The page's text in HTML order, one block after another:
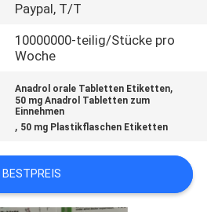
Paypal, T/T
10000000-teilig/Stücke pro
Woche
Anadrol orale Tabletten Etiketten,
50 mg Anadrol Tabletten zum
Einnehmen
, 50 mg Plastikflaschen Etiketten
BESTPREIS